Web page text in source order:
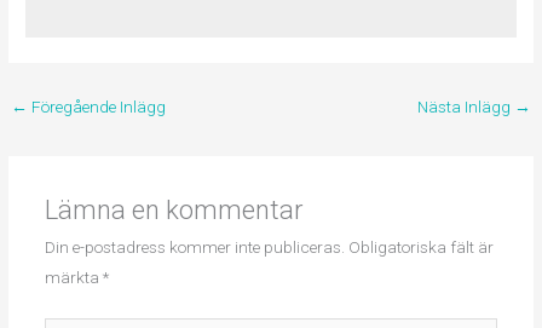
← Föregående Inlägg Nästa Inlägg →
Lämna en kommentar
Din e-postadress kommer inte publiceras. Obligatoriska fält är
märkta *